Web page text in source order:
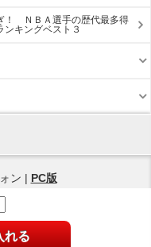
れる
！ ＮＢＡ選手の歴代最多得
ンキングベスト３
ン | PC版